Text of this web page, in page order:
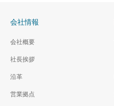
会社情報
会社概要
社長挨拶
沿革
営業拠点